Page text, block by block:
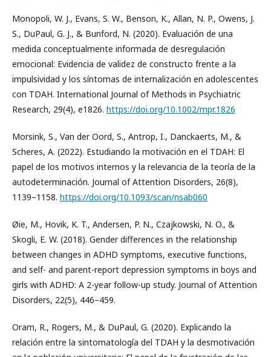
Monopoli, W. J., Evans, S. W., Benson, K., Allan, N. P., Owens, J.
S., DuPaul, G. J., & Bunford, N. (2020). Evaluación de una
medida conceptualmente informada de desregulación
emocional: Evidencia de validez de constructo frente a la
impulsividad y los síntomas de internalización en adolescentes
con TDAH. International Journal of Methods in Psychiatric
Research, 29(4), e1826. https://doi.org/10.1002/mpr.1826
Morsink, S., Van der Oord, S., Antrop, I., Danckaerts, M., &
Scheres, A. (2022). Estudiando la motivación en el TDAH: El
papel de los motivos internos y la relevancia de la teoría de la
autodeterminación. Journal of Attention Disorders, 26(8),
1139–1158. https://doi.org/10.1093/scan/nsab060
Øie, M., Hovik, K. T., Andersen, P. N., Czajkowski, N. O., &
Skogli, E. W. (2018). Gender differences in the relationship
between changes in ADHD symptoms, executive functions,
and self- and parent-report depression symptoms in boys and
girls with ADHD: A 2-year follow-up study. Journal of Attention
Disorders, 22(5), 446–459.
Oram, R., Rogers, M., & DuPaul, G. (2020). Explicando la
relación entre la sintomatología del TDAH y la desmotivación